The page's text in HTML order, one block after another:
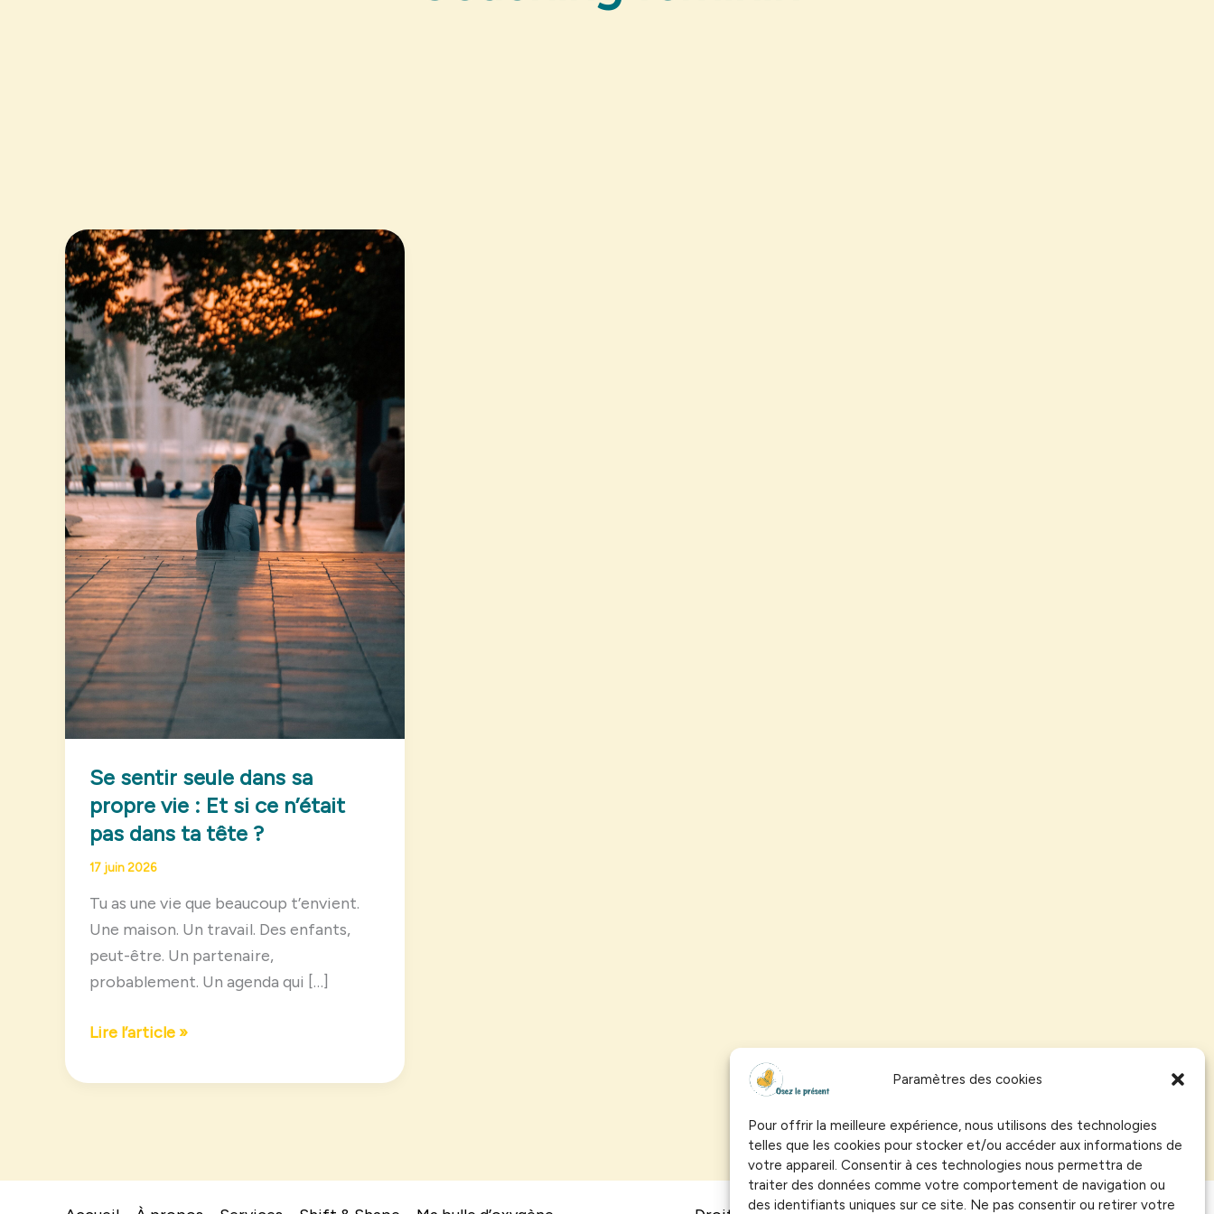
Paramètres des cookies
Pour offrir la meilleure expérience, nous utilisons des technologies
telles que les cookies pour stocker et/ou accéder aux informations de
votre appareil. Consentir à ces technologies nous permettra de
traiter des données comme votre comportement de navigation ou
des identifiants uniques sur ce site. Ne pas consentir ou retirer votre
Se sentir seule dans sa
propre vie : Et si ce n’était
pas dans ta tête ?
17 juin 2026
Tu as une vie que beaucoup t’envient.
Une maison. Un travail. Des enfants,
peut-être. Un partenaire,
probablement. Un agenda qui […]
Se
seule
Lire l’article »